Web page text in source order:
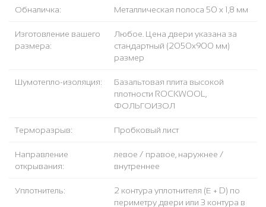
Обналичка: Металлическая полоса 50 х 1,8 мм
Изготовление вашего
размера:
Любое. Цена двери указана за
стандартный (2050x900 мм)
размер
Шумотепло-изоляция:
Базальтовая плита высокой
плотности ROCKWOOL,
ФОЛЬГОИЗОЛ
Терморазрыв: Пробковый лист
Направление
открывания:
левое / правое, наружнее /
внутреннее
Уплотнитель:
2 контура уплотнителя (Е + D) по
периметру двери или 3 контура в